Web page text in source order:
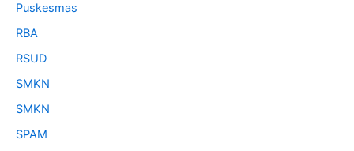
Puskesmas
RBA
RSUD
SMKN
SMKN
SPAM